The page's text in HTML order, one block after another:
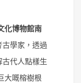
化博物館南
古學家，透過
代人點樣生
大嘅榕樹根